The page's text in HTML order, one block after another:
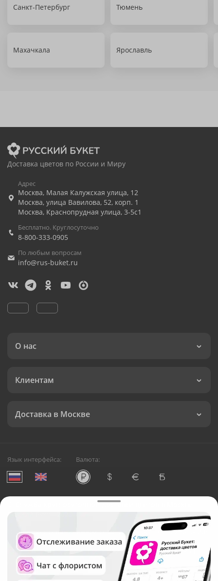
Санкт-Петербург Тюмень
Махачкала Ярославль
Доставка цветов по России и Миру
Адрес
Москва, Малая Калужская улица, 12
Москва, улица Вавилова, 52, корп. 1
Москва, Краснопрудная улица, 3-5с1
Бесплатно. Круглосуточно
8-800-333-0905
По любым вопросам
info@rus-buket.ru
О нас
Клиентам
Доставка в Москве
Язык интерфейса: Валюта:
Служба круглосуточной доставки цветов в Москве
Русский Букет, 2026
Общество с ограниченной ответственностью «Технология»
ОГРН: 1195476081745, ИНН: 5410081997
Юридический адрес: г. Новосибирск, ул. Ипподромская,
д.42, оф. 3